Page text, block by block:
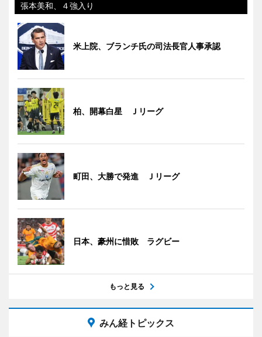
張本美和、４強入り
米上院、ブランチ氏の司法長官人事承認
柏、開幕白星 Ｊリーグ
町田、大勝で発進 Ｊリーグ
日本、豪州に惜敗 ラグビー
もっと見る
みん経トピックス